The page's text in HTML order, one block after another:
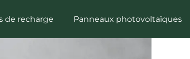
de recharge Panneaux photovoltaïques